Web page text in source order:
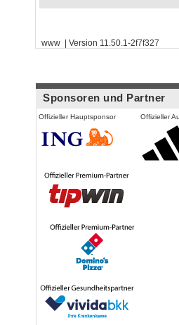
www | Version 11.50.1-2f7f327
Sponsoren und Partner
Offizieller Hauptsponsor Offizieller